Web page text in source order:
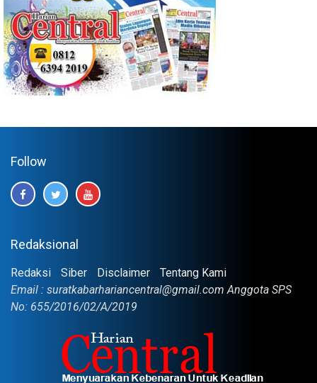
Follow
Redaksional
Redaksi Siber Disclaimer
Tentang Kami
Email : suratkabarhariancentral@gmail.com Anggota SPS
No: 655/2016/02/A/2019